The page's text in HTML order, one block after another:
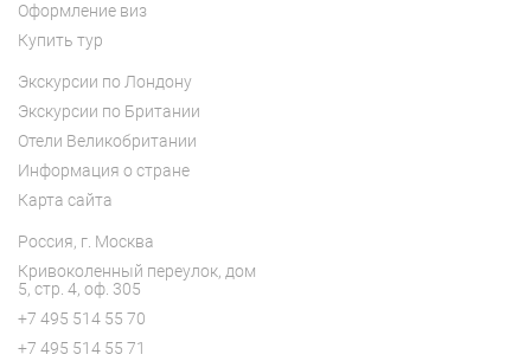
Оформление виз
Купить тур
Экскурсии по Лондону
Экскурсии по Британии
Отели Великобритании
Информация о стране
Карта сайта
Россия, г. Москва
Кривоколенный переулок, дом
5, стр. 4, оф. 305
+7 495 514 55 70
+7 495 514 55 71